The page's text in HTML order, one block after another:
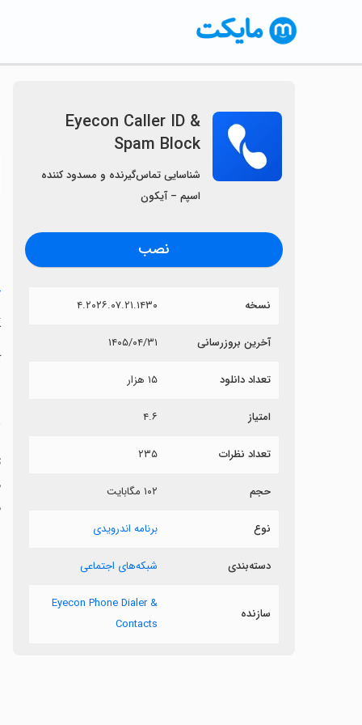
Eyecon Caller ID &
Spam Block
شناسایی تماس‌گیرنده و مسدود کننده
اسپم – آیکون
نصب
نسخه ۴.۲۰۲۶.۰۷.۲۱.۱۴۳۰
آخرین بروزرسانی ۱۴۰۵/۰۴/۳۱
تعداد دانلود ۱۵ هزار
امتیاز ۴.۶
تعداد نظرات ۲۳۵
حجم ۱۰۲ مگابایت
نوع برنامه اندرویدی
دسته‌بندی شبکه‌های اجتماعی
سازنده
Eyecon Phone Dialer &
Contacts